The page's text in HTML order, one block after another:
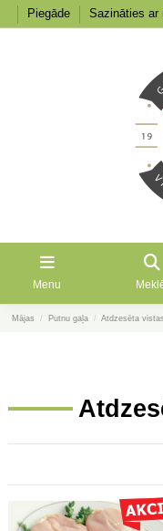
Piegāde Sazināties ar
Menu
Mājas Putnu gaļa Atdzesēta